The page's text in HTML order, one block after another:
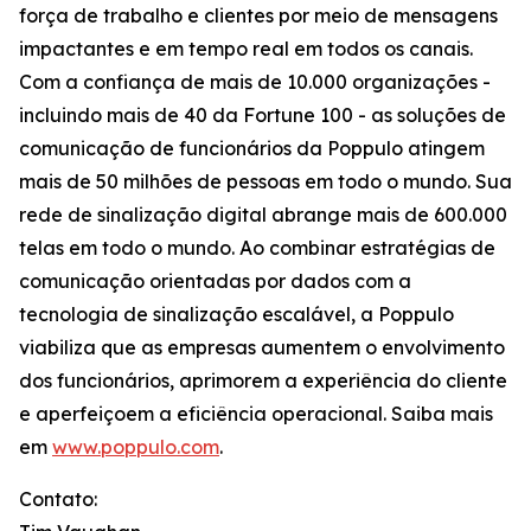
força de trabalho e clientes por meio de mensagens
impactantes e em tempo real em todos os canais.
Com a confiança de mais de 10.000 organizações -
incluindo mais de 40 da Fortune 100 - as soluções de
comunicação de funcionários da Poppulo atingem
mais de 50 milhões de pessoas em todo o mundo. Sua
rede de sinalização digital abrange mais de 600.000
telas em todo o mundo. Ao combinar estratégias de
comunicação orientadas por dados com a
tecnologia de sinalização escalável, a Poppulo
viabiliza que as empresas aumentem o envolvimento
dos funcionários, aprimorem a experiência do cliente
e aperfeiçoem a eficiência operacional. Saiba mais
em www.poppulo.com.
Contato: